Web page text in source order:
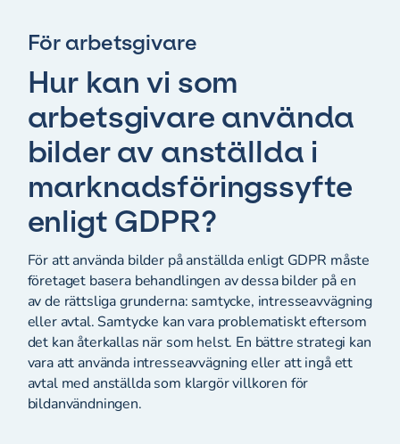
För arbetsgivare
Hur kan vi som
arbetsgivare använda
bilder av anställda i
marknadsföringssyfte
enligt GDPR?
För att använda bilder på anställda enligt GDPR måste
företaget basera behandlingen av dessa bilder på en
av de rättsliga grunderna: samtycke, intresseavvägning
eller avtal. Samtycke kan vara problematiskt eftersom
det kan återkallas när som helst. En bättre strategi kan
vara att använda intresseavvägning eller att ingå ett
avtal med anställda som klargör villkoren för
bildanvändningen.